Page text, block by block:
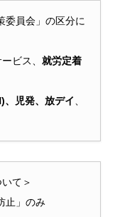
委員会」の区分に
ビス、 就労定着
、児発、放デイ
て＞
止」のみ